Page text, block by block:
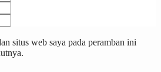
situs web saya pada peramban ini